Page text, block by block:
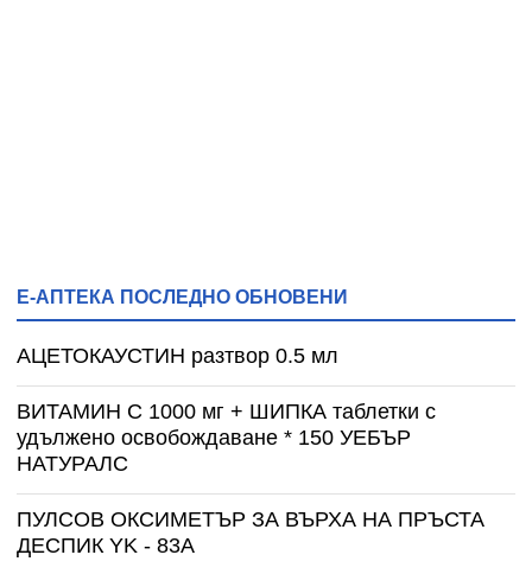
Е-АПТЕКА ПОСЛЕДНО ОБНОВЕНИ
АЦЕТОКАУСТИН разтвор 0.5 мл
ВИТАМИН С 1000 мг + ШИПКА таблетки с
удължено освобождаване * 150 УЕБЪР
НАТУРАЛС
ПУЛСОВ ОКСИМЕТЪР ЗА ВЪРХА НА ПРЪСТА
ДЕСПИК YK - 83A